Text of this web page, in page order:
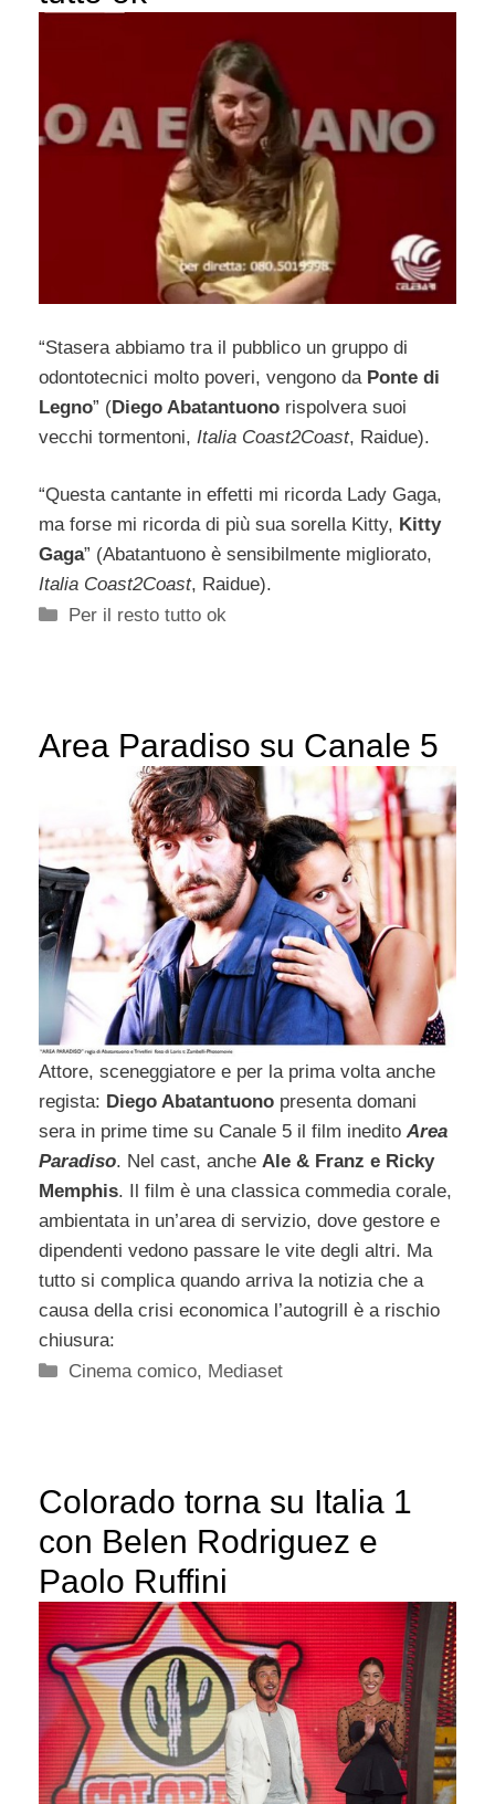
“Stasera abbiamo tra il pubblico un gruppo di
odontotecnici molto poveri, vengono da Ponte di
Legno” (Diego Abatantuono rispolvera suoi
vecchi tormentoni, Italia Coast2Coast, Raidue).
“Questa cantante in effetti mi ricorda Lady Gaga,
ma forse mi ricorda di più sua sorella Kitty, Kitty
Gaga” (Abatantuono è sensibilmente migliorato,
Italia Coast2Coast, Raidue).
Categorie
Per il resto tutto ok
Area Paradiso su Canale 5
Attore, sceneggiatore e per la prima volta anche
regista: Diego Abatantuono presenta domani
sera in prime time su Canale 5 il film inedito Area
Paradiso. Nel cast, anche Ale & Franz e Ricky
Memphis. Il film è una classica commedia corale,
ambientata in un’area di servizio, dove gestore e
dipendenti vedono passare le vite degli altri. Ma
tutto si complica quando arriva la notizia che a
causa della crisi economica l’autogrill è a rischio
chiusura:
Categorie
Cinema comico, Mediaset
Colorado torna su Italia 1
con Belen Rodriguez e
Paolo Ruffini